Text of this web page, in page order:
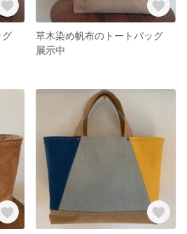
グ
草木染め帆布のトートバッグ
展示中